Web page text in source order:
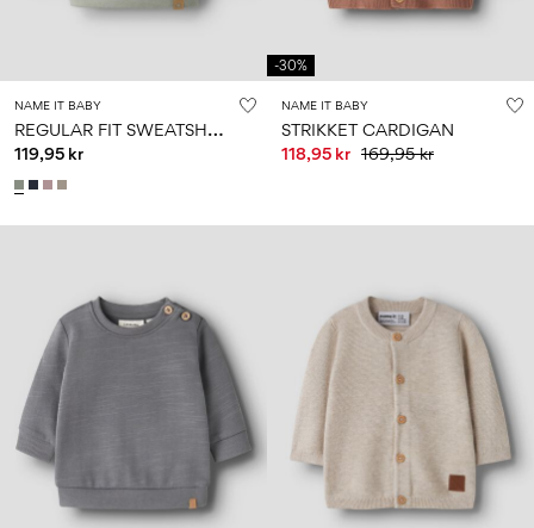
NAME IT BABY
R
EGULAR FIT SWEATSHIRT
119,95 kr
-30%
NAME IT BABY
STRIKKET CARDIGAN
118,95 kr 169,95 kr